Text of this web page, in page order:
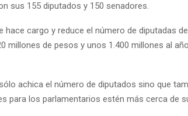
sus 155 diputados y 150 senadores.
cargo y reduce el número de diputadas
millones de pesos y unos 1.400 millones al
achica el número de diputados sino que
para los parlamentarios estén más cerca de